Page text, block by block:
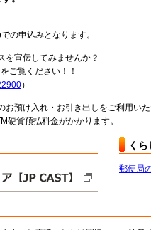
の申込みとなります。
を宣伝してみませんか？
ご覧ください！！
）
預け入れ・お引き出しをご利用いた
硬貨預払料金がかかります。
く
郵便局